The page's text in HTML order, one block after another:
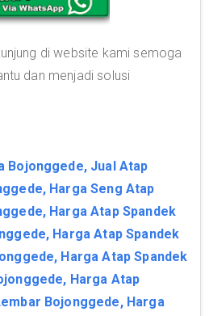
di website kami semoga
dan menjadi solusi
Bojonggede, Jual Atap
Harga Seng Atap
Harga Atap Spandek
Harga Atap Spandek
Harga Atap Spandek
Harga Atap
Bojonggede, Harga